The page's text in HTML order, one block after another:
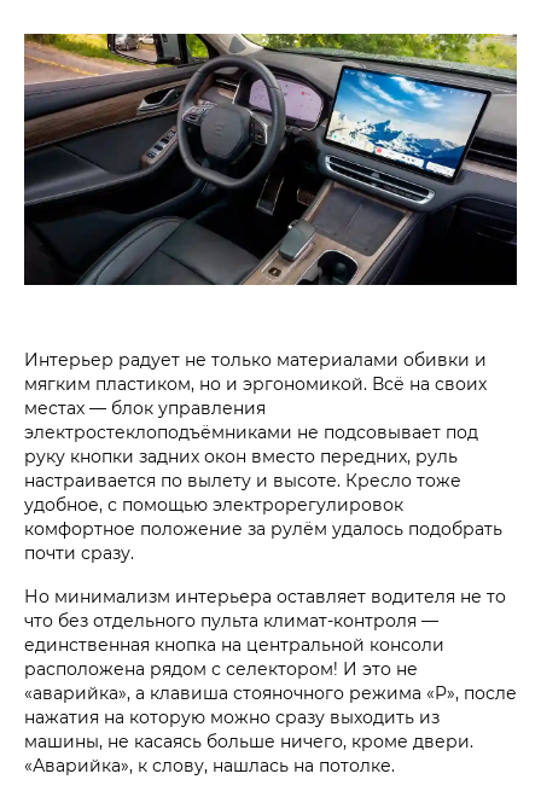
Интерьер радует не только материалами обивки и
мягким пластиком, но и эргономикой. Всё на своих
местах — блок управления
электростеклоподъёмниками не подсовывает под
руку кнопки задних окон вместо передних, руль
настраивается по вылету и высоте. Кресло тоже
удобное, с помощью электрорегулировок
комфортное положение за рулём удалось подобрать
почти сразу.
Но минимализм интерьера оставляет водителя не то
что без отдельного пульта климат-контроля —
единственная кнопка на центральной консоли
расположена рядом с селектором! И это не
«аварийка», а клавиша стояночного режима «P», после
нажатия на которую можно сразу выходить из
машины, не касаясь больше ничего, кроме двери.
«Аварийка», к слову, нашлась на потолке.